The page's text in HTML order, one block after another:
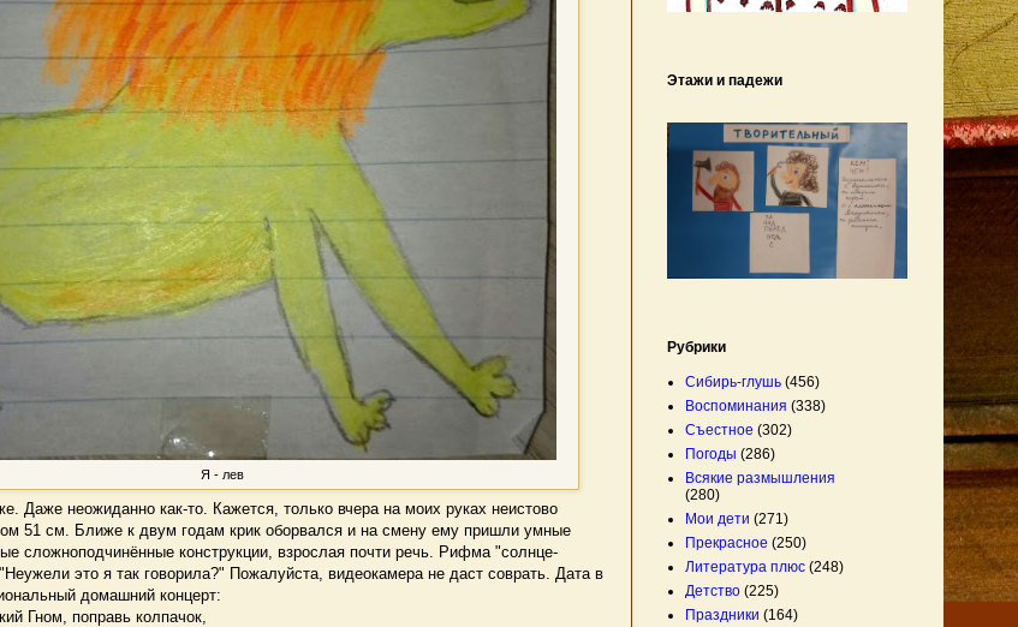
Я - лев
Даже неожиданно как-то. Кажется, только вчера на моих руках неистово
51 см. Ближе к двум годам крик оборвался и на смену ему пришли умные
сложноподчинённые конструкции, взрослая почти речь. Рифма "солнце-
это я так говорила?" Пожалуйста, видеокамера не даст соврать. Дата в
домашний концерт:
поправь колпачок,
Этажи и падежи
Рубрики
Сибирь-глушь (456)
Воспоминания (338)
Съестное (302)
Погоды (286)
Всякие размышления
(280)
Мои дети (271)
Прекрасное (250)
Литература плюс (248)
Детство (225)
Праздники (164)